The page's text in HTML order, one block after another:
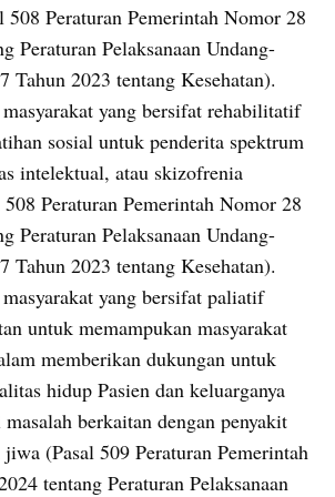
508 Peraturan Pemerintah Nomor 28
Peraturan Pelaksanaan Undang-
Tahun 2023 tentang Kesehatan).
masyarakat yang bersifat rehabilitatif
sosial untuk penderita spektrum
intelektual, atau skizofrenia
508 Peraturan Pemerintah Nomor 28
Peraturan Pelaksanaan Undang-
Tahun 2023 tentang Kesehatan).
yang bersifat paliatif
untuk memampukan masyarakat
memberikan dukungan untuk
hidup Pasien dan keluarganya
berkaitan dengan penyakit
(Pasal 509 Peraturan Pemerintah
tentang Peraturan Pelaksanaan